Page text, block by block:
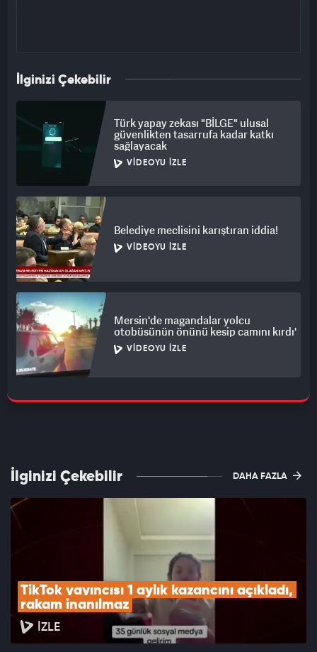
İlginizi Çekebilir
Türk yapay zekası "BİLGE" ulusal
güvenlikten tasarrufa kadar katkı
sağlayacak
VIDEOYU İZLE
Belediye meclisini karıştıran iddia!
VIDEOYU İZLE
Mersin'de magandalar yolcu
otobüsünün önünü kesip camını kırdı'
VIDEOYU İZLE
İlginizi Çekebilir DAHA FAZLA
TikTok yayıncısı 1 aylık kazancını açıkladı,
rakam inanılmaz
İZLE